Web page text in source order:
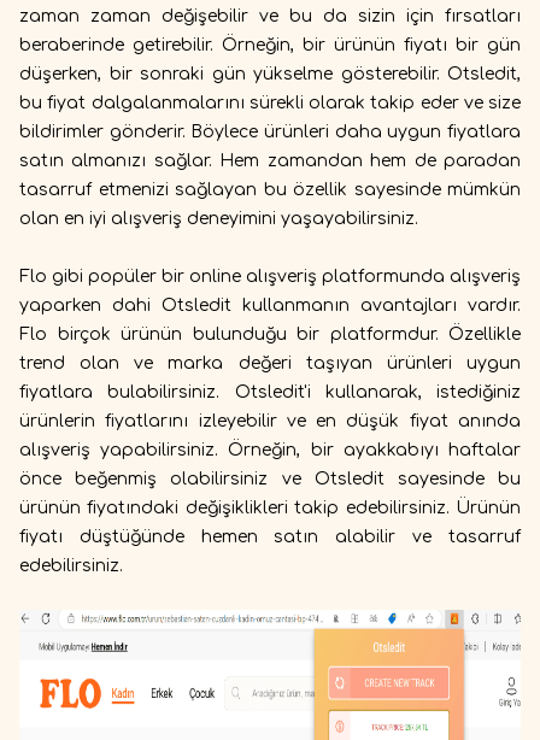
zaman zaman değişebilir ve bu da sizin için fırsatları
beraberinde getirebilir. Örneğin, bir ürünün fiyatı bir gün
düşerken, bir sonraki gün yükselme gösterebilir. Otsledit,
bu fiyat dalgalanmalarını sürekli olarak takip eder ve size
bildirimler gönderir. Böylece ürünleri daha uygun fiyatlara
satın almanızı sağlar. Hem zamandan hem de paradan
tasarruf etmenizi sağlayan bu özellik sayesinde mümkün
olan en iyi alışveriş deneyimini yaşayabilirsiniz.
Flo gibi popüler bir online alışveriş platformunda alışveriş
yaparken dahi Otsledit kullanmanın avantajları vardır.
Flo birçok ürünün bulunduğu bir platformdur. Özellikle
trend olan ve marka değeri taşıyan ürünleri uygun
fiyatlara bulabilirsiniz. Otsledit'i kullanarak, istediğiniz
ürünlerin fiyatlarını izleyebilir ve en düşük fiyat anında
alışveriş yapabilirsiniz. Örneğin, bir ayakkabıyı haftalar
önce beğenmiş olabilirsiniz ve Otsledit sayesinde bu
ürünün fiyatındaki değişiklikleri takip edebilirsiniz. Ürünün
fiyatı düştüğünde hemen satın alabilir ve tasarruf
edebilirsiniz.